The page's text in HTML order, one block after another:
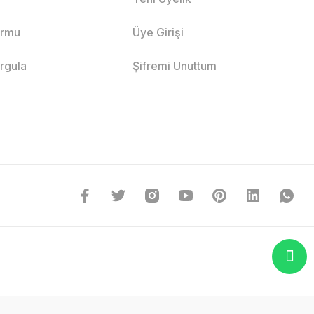
Üye Girişi
Şifremi Unuttum